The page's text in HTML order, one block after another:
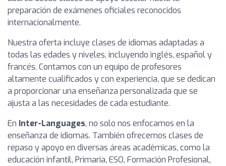
preparación de exámenes oficiales reconocidos
internacionalmente.
Nuestra oferta incluye clases de idiomas adaptadas a
todas las edades y niveles, incluyendo inglés, español y
francés. Contamos con un equipo de profesores
altamente cualificados y con experiencia, que se dedican
a proporcionar una enseñanza personalizada que se
ajusta a las necesidades de cada estudiante.
En Inter-Languages, no solo nos enfocamos en la
enseñanza de idiomas. También ofrecemos clases de
repaso y apoyo en diversas áreas académicas, como la
educación infantil, Primaria, ESO, Formación Profesional,